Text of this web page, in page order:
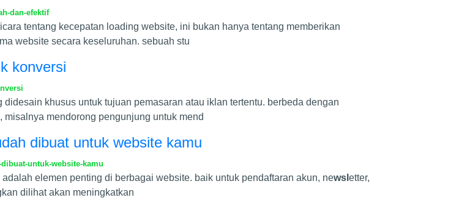
dan-efektif
tentang kecepatan loading website, ini bukan hanya tentang memberikan
website secara keseluruhan. sebuah stu
konversi
khusus untuk tujuan pemasaran atau iklan tertentu. berbeda dengan
mendorong pengunjung untuk mend
dibuat untuk website kamu
untuk-website-kamu
elemen penting di berbagai website. baik untuk pendaftaran akun, newsl etter,
dilihat akan meningkatkan